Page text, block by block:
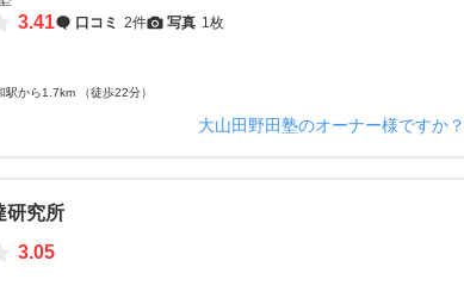
3.41 口コミ 2件 写真 1枚
駅から1.7km （徒歩22分）
大山田野田塾のオーナー様ですか？
研究所
3.05